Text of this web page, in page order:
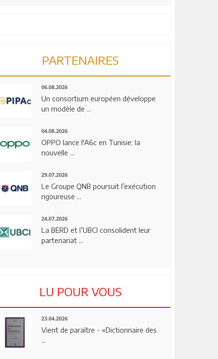
PARTENAIRES
06.08.2026
Un consortium européen développe
un modèle de ...
04.08.2026
OPPO lance l'A6c en Tunisie: la
nouvelle ...
29.07.2026
Le Groupe QNB poursuit l’exécution
rigoureuse ...
24.07.2026
La BERD et l’UBCI consolident leur
partenariat ...
LU POUR VOUS
23.04.2026
Vient de paraître - «Dictionnaire des
...